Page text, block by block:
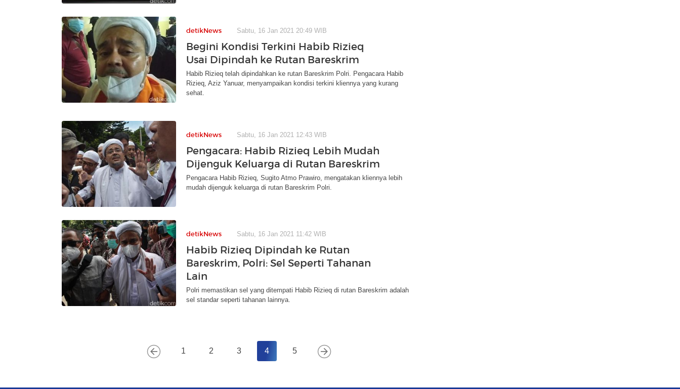
detikNews Sabtu, 16 Jan 2021 20:49 WIB
Begini Kondisi Terkini Habib Rizieq
Usai Dipindah ke Rutan Bareskrim
Habib Rizieq telah dipindahkan ke rutan Bareskrim Polri. Pengacara Habib
Rizieq, Aziz Yanuar, menyampaikan kondisi terkini kliennya yang kurang
sehat.
detikNews Sabtu, 16 Jan 2021 12:43 WIB
Pengacara: Habib Rizieq Lebih Mudah
Dijenguk Keluarga di Rutan Bareskrim
Pengacara Habib Rizieq, Sugito Atmo Prawiro, mengatakan kliennya lebih
mudah dijenguk keluarga di rutan Bareskrim Polri.
detikNews Sabtu, 16 Jan 2021 11:42 WIB
Habib Rizieq Dipindah ke Rutan
Bareskrim, Polri: Sel Seperti Tahanan
Lain
Polri memastikan sel yang ditempati Habib Rizieq di rutan Bareskrim adalah
sel standar seperti tahanan lainnya.
1 2 3 4 5